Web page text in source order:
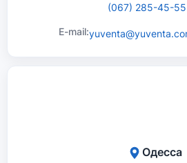
(067) 285-45-55
E-mail:
Одесса